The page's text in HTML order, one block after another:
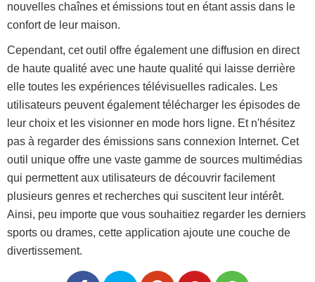
nouvelles chaînes et émissions tout en étant assis dans le
confort de leur maison.
Cependant, cet outil offre également une diffusion en direct
de haute qualité avec une haute qualité qui laisse derrière
elle toutes les expériences télévisuelles radicales. Les
utilisateurs peuvent également télécharger les épisodes de
leur choix et les visionner en mode hors ligne. Et n'hésitez
pas à regarder des émissions sans connexion Internet. Cet
outil unique offre une vaste gamme de sources multimédias
qui permettent aux utilisateurs de découvrir facilement
plusieurs genres et recherches qui suscitent leur intérêt.
Ainsi, peu importe que vous souhaitiez regarder les derniers
sports ou drames, cette application ajoute une couche de
divertissement.